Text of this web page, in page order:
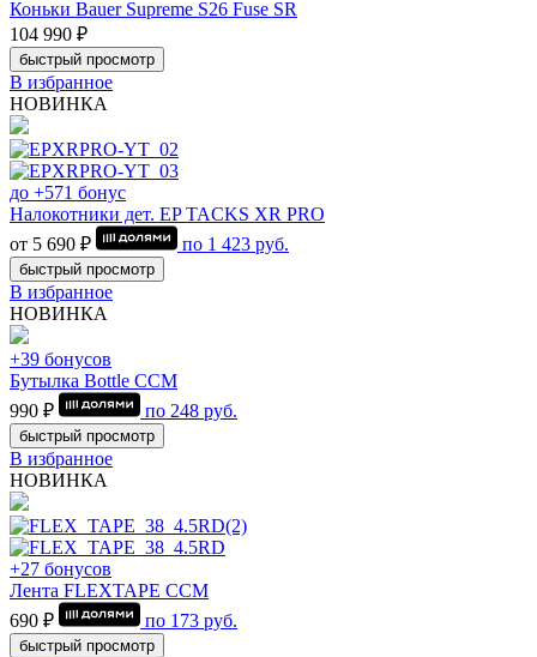
Коньки Bauer Supreme S26 Fuse SR
104 990 ₽
быстрый просмотр
В избранное
НОВИНКА
до +571 бонус
Налокотники дет. EP TACKS XR PRO
от 5 690 ₽
по 1 423 руб.
быстрый просмотр
В избранное
НОВИНКА
+39 бонусов
Бутылка Bottle CCM
990 ₽
по 248 руб.
быстрый просмотр
В избранное
НОВИНКА
+27 бонусов
Лента FLEXTAPE CCM
690 ₽
по 173 руб.
быстрый просмотр